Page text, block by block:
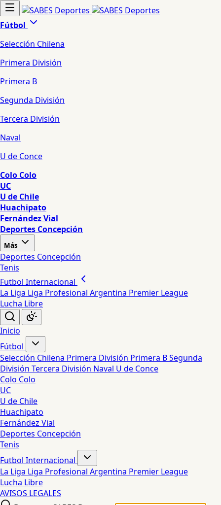
Fútbol
Selección Chilena
Primera División
Primera B
Segunda División
Tercera División
Naval
U de Conce
Colo Colo
UC
U de Chile
Huachipato
Fernández Vial
Deportes Concepción
Más
Deportes Concepción
Tenis
Futbol Internacional
La Liga Liga Profesional Argentina Premier League
Lucha Libre
Inicio
Fútbol
Selección Chilena Primera División Primera BSegunda
División Tercera División Naval U de Conce
Colo Colo
UC
U de Chile
Huachipato
Fernández Vial
Deportes Concepción
Tenis
Futbol Internacional
La Liga Liga Profesional Argentina Premier League
Lucha Libre
AVISOS LEGALES